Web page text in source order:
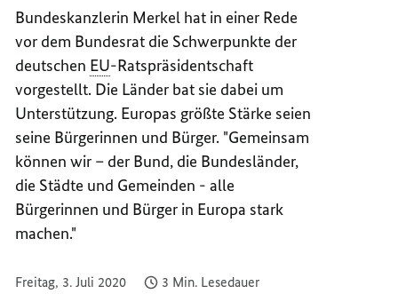
Bundeskanzlerin Merkel hat in einer Rede
vor dem Bundesrat die Schwerpunkte der
deutschen EU-Ratspräsidentschaft
vorgestellt. Die Länder bat sie dabei um
Unterstützung. Europas größte Stärke seien
seine Bürgerinnen und Bürger. "Gemeinsam
können wir – der Bund, die Bundesländer,
die Städte und Gemeinden - alle
Bürgerinnen und Bürger in Europa stark
machen."
Freitag, 3. Juli 2020 3 Min. Lesedauer